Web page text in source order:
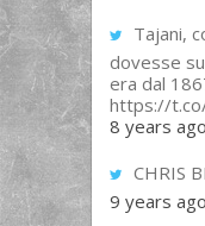
Tajani,
dovesse
era dal
https://
8 years ago
CHRIS
9 years ago